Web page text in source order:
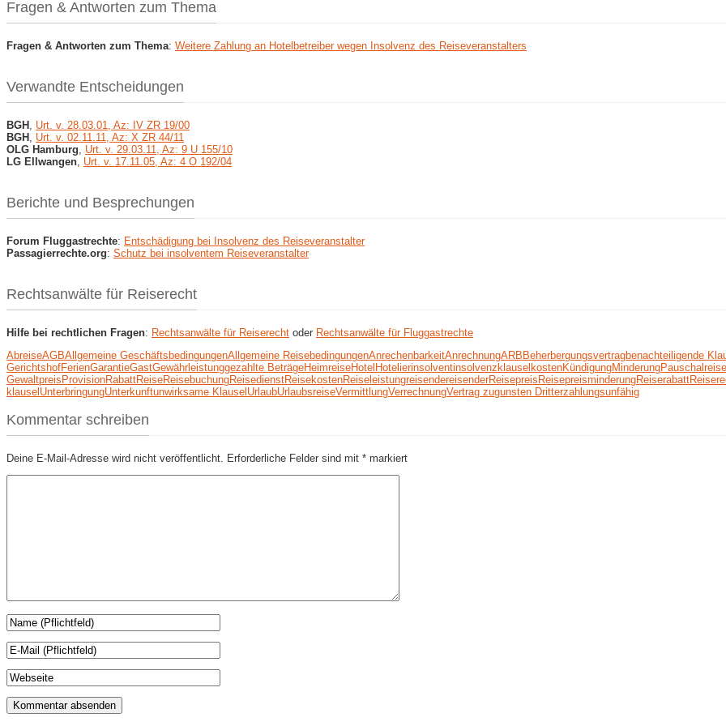
Fragen & Antworten zum Thema
Fragen & Antworten zum Thema: Weitere Zahlung an Hotelbetreiber wegen Insolvenz des Reiseveranstalters
Verwandte Entscheidungen
BGH Urt. v. 28.03.01, Az: IV ZR 19/00
BGH Urt. v. 02.11.11, Az: X ZR 44/11
OLG Hamburg
Urt. v. 29.03.11, Az: 9 U 155/10
LG Ellwangen Urt. v. 17.11.05, Az: 4 O 192/04
Berichte und Besprechungen
Forum Fluggastrechte: Entschädigung bei Insolvenz des Reiseveranstalter
Passagierrechte.org: Schutz bei insolventem Reiseveranstalter
Rechtsanwälte für Reiserecht
Hilfe bei rechtlichen Fragen: Rechtsanwälte für Reiserecht oder Rechtsanwälte für Fluggastrechte
AbreiseAGBAllgemeine GeschäftsbedingungenAllgemeine ReisebedingungenAnrechenbarkeitAnrechnungARBBeherbergungsvertragbenachteiligende
GerichtshofFerienGarantieGastGewährleistunggezahlte BeträgeHeimreiseHotelHotelierinsolventinsolvenzklauselkostenKündigungMinderungPauschalreise
GewaltpreisProvisionRabattReiseReisebuchungReisedienstReisekostenReiseleistungreisendereisenderReisepreisReisepreisminderungReiserabatt
klauselUnterbringungUnterkunftunwirksame KlauselUrlaubUrlaubsreiseVermittlungVerrechnungVertrag zugunsten Dritterzahlungsunfähig
Kommentar schreiben
Deine E-Mail-Adresse wird nicht veröffentlicht. Erforderliche Felder sind mit * markiert